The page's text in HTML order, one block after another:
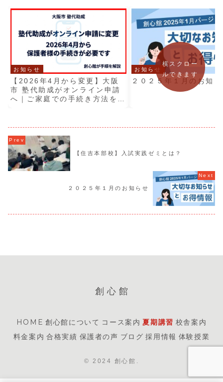
お知らせ
【2026年4月から変更】大阪
市 塾代助成がオンライン申請
へ｜ご家庭での手続き方法を解
お知らせ
２０２５年１月のお知
横スクロー
ルできます
【住吉本部校】入試実践ゼミとは？
２０２５年１月のお知らせ
創心館
HOME 創心館について コース案内 夏期講習 校舎案内
料金案内 合格実績 保護者の声 ブログ 採用情報 体験授業
© 2024 創心館.